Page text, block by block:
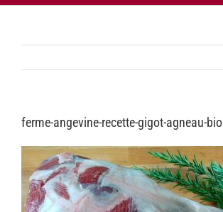
ferme-angevine-recette-gigot-agneau-bio